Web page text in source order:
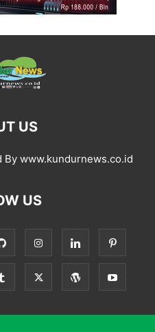
US
www.kundurnews.co.id
US